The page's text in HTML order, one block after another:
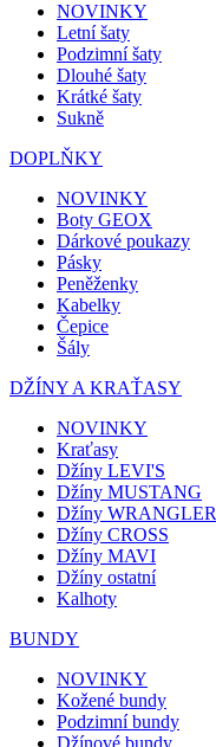
NOVINKY
Letní šaty
Podzimní šaty
Dlouhé šaty
Krátké šaty
Sukně
DOPLŇKY
NOVINKY
Boty GEOX
Dárkové poukazy
Pásky
Peněženky
Kabelky
Čepice
Šály
DŽÍNY A KRAŤASY
NOVINKY
Kraťasy
Džíny LEVI'S
Džíny MUSTANG
Džíny WRANGLER
Džíny CROSS
Džíny MAVI
Džíny ostatní
Kalhoty
BUNDY
NOVINKY
Kožené bundy
Podzimní bundy
Džínové bundy